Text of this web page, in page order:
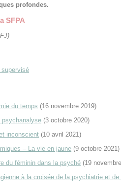
profondes.
SFPA
du temps (16 novembre 2019)
psychanalyse (3 octobre 2020)
inconscient (10 avril 2021)
– La vie en jaune (9 octobre 2021)
du féminin dans la psyché (19
à la croisée de la psychiatrie et